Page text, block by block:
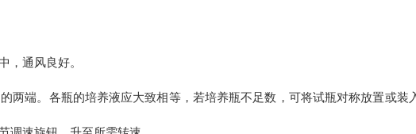
，通风良好。
两端。各瓶的培养液应大致相等，若培养瓶不足数，可将试瓶对称放置或装